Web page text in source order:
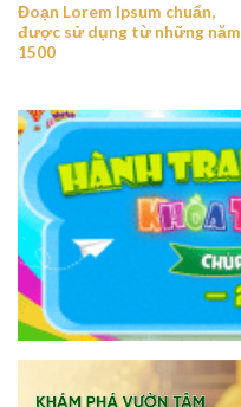
Đoạn Lorem Ipsum chuẩn,
được sử dụng từ những năm
1500